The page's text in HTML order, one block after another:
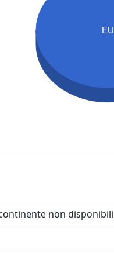
EU
non disponibili